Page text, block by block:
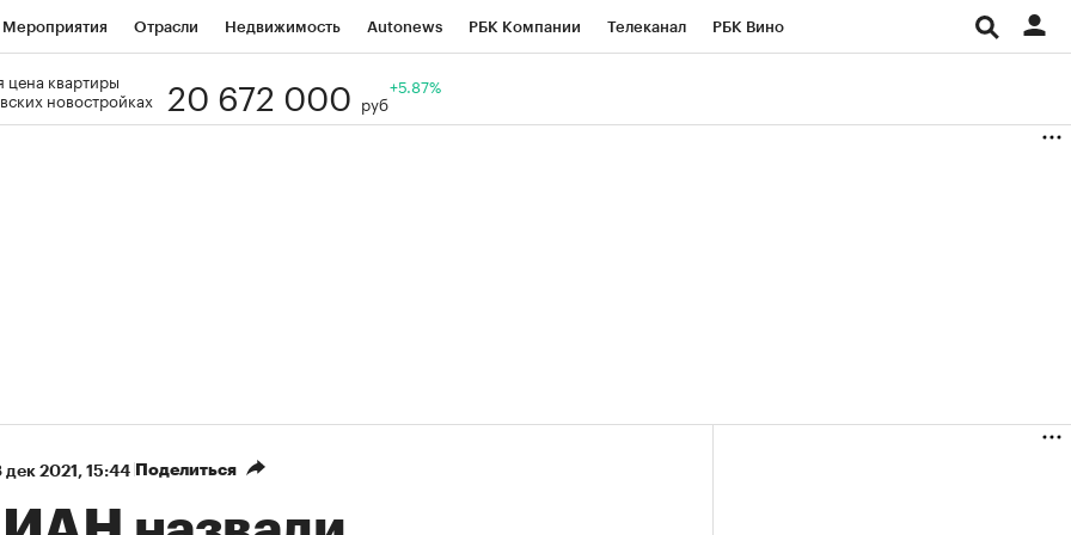
Мероприятия Отрасли Недвижимость Autonews РБК Компании Телеканал РБК Вино
Визионеры
цена квартиры
новостройках
20 672 000 руб
+5.87%
дек 2021, 15:44 Поделиться